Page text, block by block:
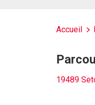
Accueil
19489